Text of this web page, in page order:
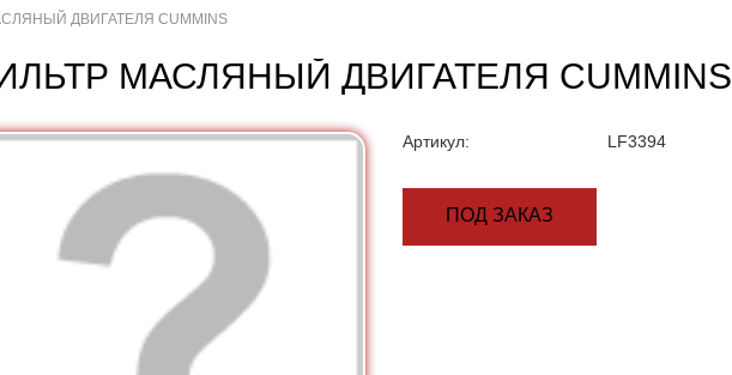
ДВИГАТЕЛЯ CUMMINS
МАСЛЯНЫЙ ДВИГАТЕЛЯ CUMMINS
Артикул: LF3394
ПОД ЗАКАЗ